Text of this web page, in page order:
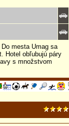
mesta Umag sa
Hotel obľubujú páry
s množstvom